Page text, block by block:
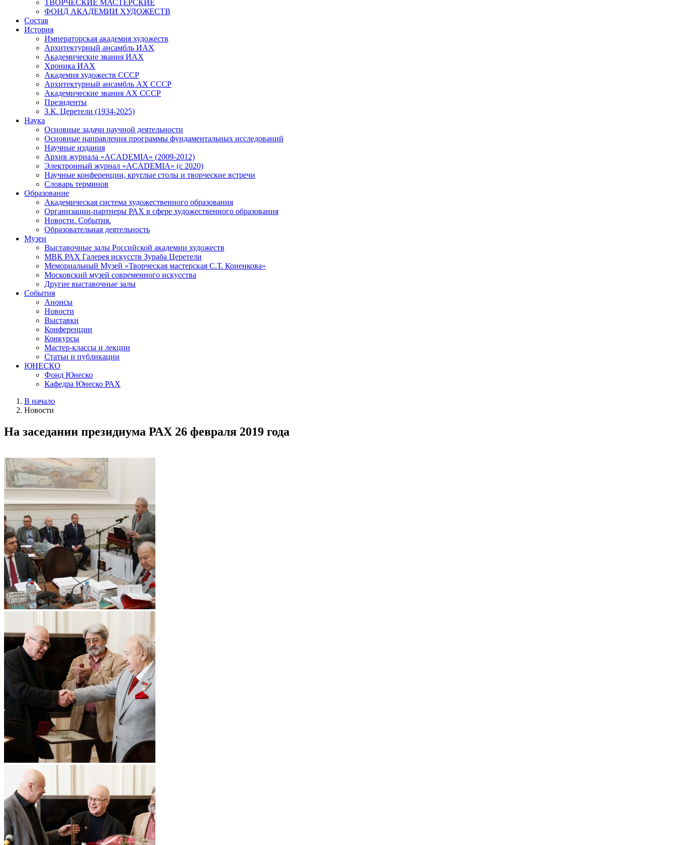
ТВОРЧЕСКИЕ МАСТЕРСКИЕ
ФОНД АКАДЕМИИ ХУДОЖЕСТВ
Состав
История
Императорская академия художеств
Архитектурный ансамбль ИАХ
Академические звания ИАХ
Хроника ИАХ
Академия художеств СССР
Архитектурный ансамбль АХ СССР
Академические звания АХ СССР
Президенты
З.К. Церетели (1934-2025)
Наука
Основные задачи научной деятельности
Основные направления программы фундаментальных исследований
Научные издания
Архив журнала «ACADEMIA» (2009-2012)
Электронный журнал «ACADEMIA» (с 2020)
Научные конференции, круглые столы и творческие встречи
Словарь терминов
Образование
Академическая система художественного образования
Организации-партнеры РАХ в сфере художественного образования
Новости. События.
Образовательная деятельность
Музеи
Выставочные залы Российской академии художеств
МВК РАХ Галерея искусств Зураба Церетели
Мемориальный Музей «Творческая мастерская С.Т. Коненкова»
Московский музей современного искусства
Другие выставочные залы
События
Анонсы
Новости
Выставки
Конференции
Конкурсы
Мастер-классы и лекции
Статьи и публикации
ЮНЕСКО
Фонд Юнеско
Кафедра Юнеско РАХ
В начало
Новости
На заседании президиума РАХ 26 февраля 2019 года